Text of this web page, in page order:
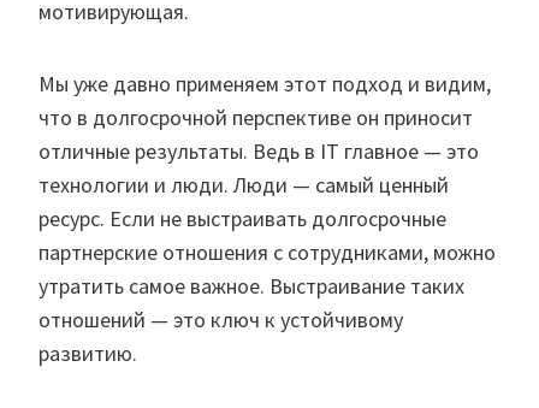
мотивирующая.
Мы уже давно применяем этот подход и видим,
что в долгосрочной перспективе он приносит
отличные результаты. Ведь в IT главное — это
технологии и люди. Люди — самый ценный
ресурс. Если не выстраивать долгосрочные
партнерские отношения с сотрудниками, можно
утратить самое важное. Выстраивание таких
отношений — это ключ к устойчивому
развитию.